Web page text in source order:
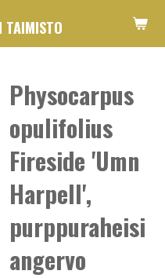
TAIMISTO
Physocarpus
opulifolius
Fireside 'Umn
Harpell',
purppuraheisi
angervo